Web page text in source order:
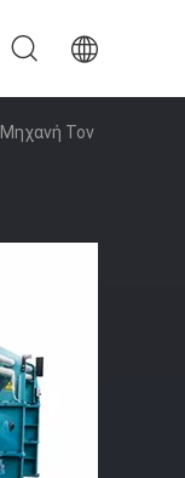
Μηχανή Τον